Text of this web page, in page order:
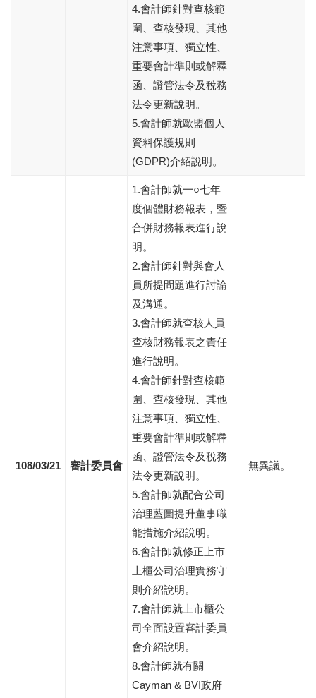
4.會計師針對查核範
圍、查核發現、其他
注意事項、獨立性、
重要會計準則或解釋
函、證管法令及稅務
法令更新說明。
5.會計師就歐盟個人
資料保護規則
(GDPR)介紹說明。
108/03/21 審計委員會
1.會計師就一○七年
度個體財務報表，暨
合併財務報表進行說
明。
2.會計師針對與會人
員所提問題進行討論
及溝通。
3.會計師就查核人員
查核財務報表之責任
進行說明。
4.會計師針對查核範
圍、查核發現、其他
注意事項、獨立性、
重要會計準則或解釋
函、證管法令及稅務
法令更新說明。
5.會計師就配合公司
治理藍圖提升董事職
能措施介紹說明。
6.會計師就修正上市
上櫃公司治理實務守
則介紹說明。
7.會計師就上市櫃公
司全面設置審計委員
會介紹說明。
8.會計師就有關
Cayman & BVI政府
無異議。